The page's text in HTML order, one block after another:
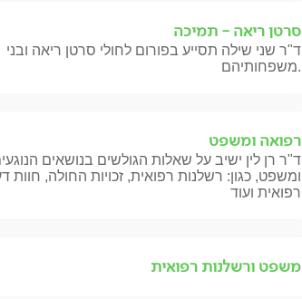
סרטן ריאה - תמיכה
ד"ר שני שילה תסייע בפורום לחולי סרטן ריאה ובני
משפחותיהם.
רפואה ומשפט
ד"ר רן לין ישיב על שאלות הגולשים בנושאים
ומשפט, כגון: רשלנות רפואית, זכויות החולה, חוות
רפואית ועוד
משפט ורשלנות רפואית